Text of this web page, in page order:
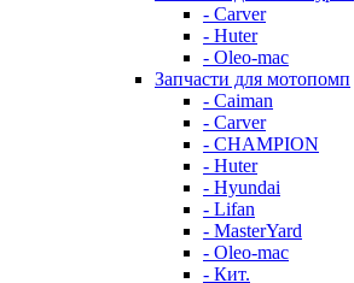
- Carver
- Huter
- Oleo-mac
Запчасти для мотопомп
- Caiman
- Carver
- CHAMPION
- Huter
- Hyundai
- Lifan
- MasterYard
- Oleo-mac
- Кит.